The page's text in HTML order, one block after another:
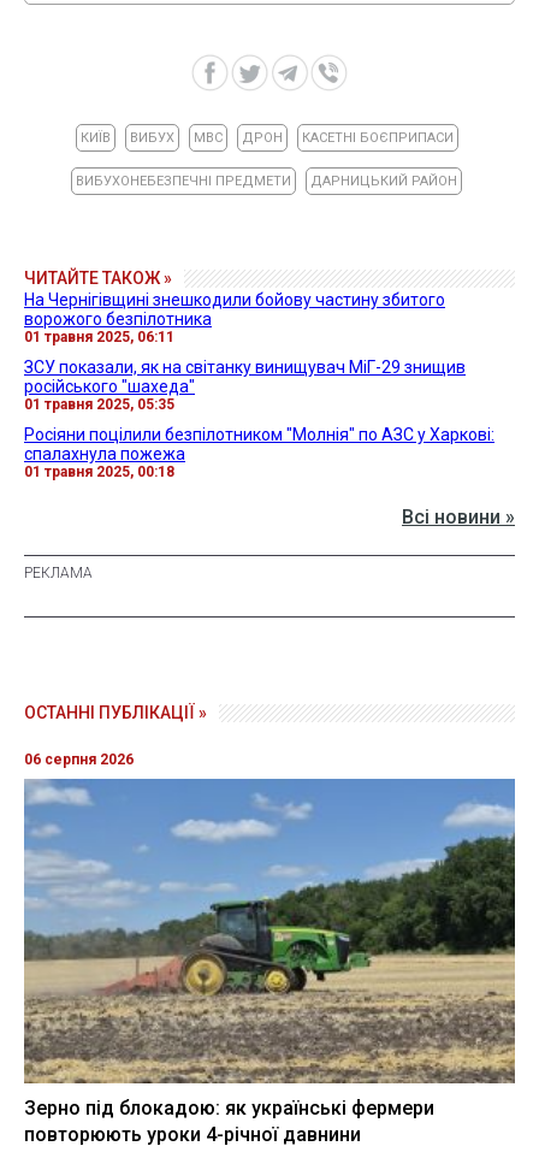
КИЇВ ВИБУХ МВС ДРОН КАСЕТНІ БОЄПРИПАСИ
ВИБУХОНЕБЕЗПЕЧНІ ПРЕДМЕТИ ДАРНИЦЬКИЙ РАЙОН
ЧИТАЙТЕ ТАКОЖ »
На Чернігівщині знешкодили бойову частину збитого
ворожого безпілотника
01 травня 2025, 06:11
ЗСУ показали, як на світанку винищувач МіГ-29 знищив
російського "шахеда"
01 травня 2025, 05:35
Росіяни поцілили безпілотником "Молнія" по АЗС у Харкові:
спалахнула пожежа
01 травня 2025, 00:18
Всі новини »
ОСТАННІ ПУБЛІКАЦІЇ »
06 серпня 2026
Зерно під блокадою: як українські фермери
повторюють уроки 4-річної давнини